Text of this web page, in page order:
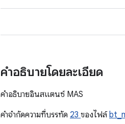
คำอธิบายโดยละเอียด
คำอธิบายอินสแตนซ์ MAS
คําจํากัดความที่บรรทัด 23 ของไฟล์